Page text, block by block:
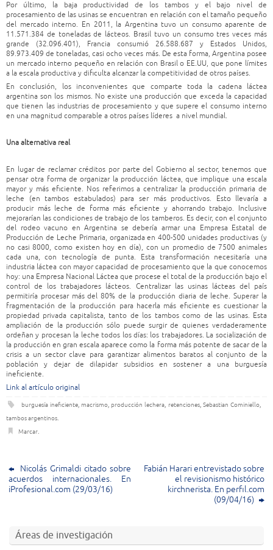
Por último, la baja productividad de los tambos y el bajo nivel de
procesamiento de las usinas se encuentran en relación con el tamaño pequeño
del mercado interno. En 2011, la Argentina tuvo un consumo aparente de
11.571.384 de toneladas de lácteos. Brasil tuvo un consumo tres veces más
grande (32.096.401), Francia consumió 26.588.687 y Estados Unidos,
89.973.409 de toneladas, casi ocho veces más. De esta forma, Argentina posee
un mercado interno pequeño en relación con Brasil o EE.UU, que pone límites
a la escala productiva y dificulta alcanzar la competitividad de otros países.
En conclusión, los inconvenientes que comparte toda la cadena láctea
argentina son los mismos. No existe una producción que exceda la capacidad
que tienen las industrias de procesamiento y que supere el consumo interno
en una magnitud comparable a otros países líderes a nivel mundial.
Una alternativa real
En lugar de reclamar créditos por parte del Gobierno al sector, tenemos que
pensar otra forma de organizar la producción láctea, que implique una escala
mayor y más eficiente. Nos referimos a centralizar la producción primaria de
leche (en tambos estabulados) para ser más productivos. Esto llevaría a
producir más leche de forma más eficiente y ahorrando trabajo. Inclusive
mejorarían las condiciones de trabajo de los tamberos. Es decir, con el conjunto
del rodeo vacuno en Argentina se debería armar una Empresa Estatal de
Producción de Leche Primaria, organizada en 400-500 unidades productivas (y
no casi 8000, como existen hoy en día), con un promedio de 7500 animales
cada una, con tecnología de punta. Esta transformación necesitaría una
industria láctea con mayor capacidad de procesamiento que la que conocemos
hoy: una Empresa Nacional Láctea que procese el total de la producción bajo el
control de los trabajadores lácteos. Centralizar las usinas lácteas del país
permitiría procesar más del 80% de la producción diaria de leche. Superar la
fragmentación de la producción para hacerla más eficiente es cuestionar la
propiedad privada capitalista, tanto de los tambos como de las usinas. Esta
ampliación de la producción sólo puede surgir de quienes verdaderamente
ordeñan y procesan la leche todos los días: los trabajadores. La socialización de
la producción en gran escala aparece como la forma más potente de sacar de la
crisis a un sector clave para garantizar alimentos baratos al conjunto de la
población y dejar de dilapidar subsidios en sostener a una burguesía
ineficiente.
Link al artículo original
burguesía ineficiente, macrismo, producción lechera, retenciones, Sebastian Cominiello,
tambos argentinos.
Marcar.
Nicolás Grimaldi citado sobre
acuerdos internacionales. En
iProfesional.com (29/03/16)
Fabián Harari entrevistado sobre
el revisionismo histórico
kirchnerista. En perfil.com
(09/04/16)
Áreas de investigación